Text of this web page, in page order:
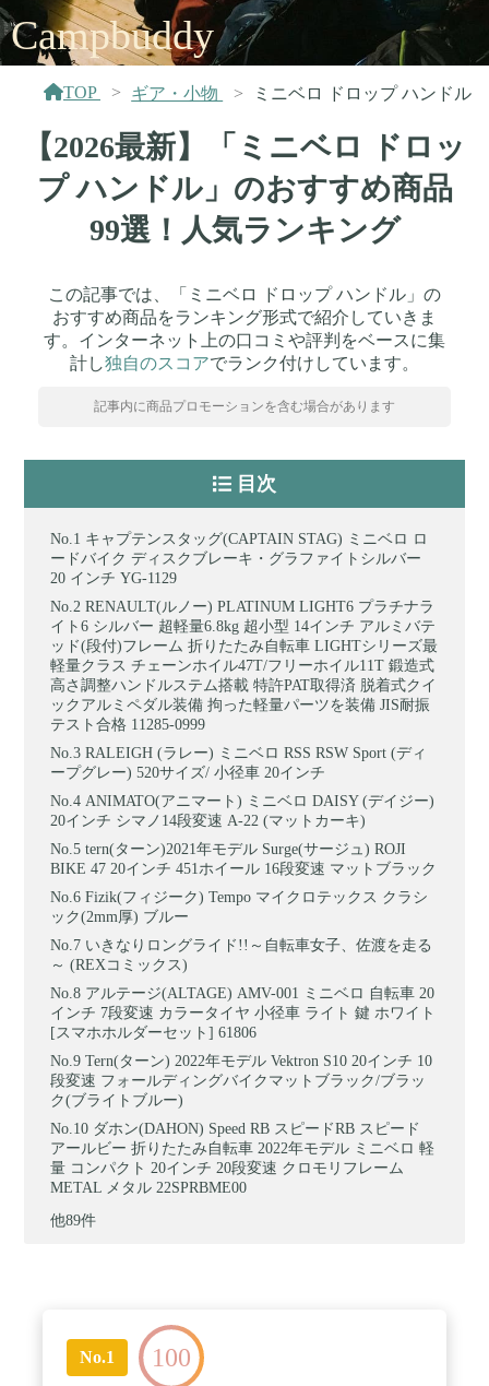
Campbuddy
TOP ギア・小物 ミニベロ ドロップ ハンドル
【2026最新】「ミニベロ ドロッ
プ ハンドル」のおすすめ商品
99選！人気ランキング
この記事では、「ミニベロ ドロップ ハンドル」の
おすすめ商品をランキング形式で紹介していきま
す。インターネット上の口コミや評判をベースに集
計し独自のスコアでランク付けしています。
記事内に商品プロモーションを含む場合があります
目次
キャプテンスタッグ(CAPTAIN STAG) ミニベロ ロ
ードバイク ディスクブレーキ・グラファイトシルバー
20 インチ YG-1129
RENAULT(ルノー) PLATINUM LIGHT6 プラチナラ
イト6 シルバー 超軽量6.8kg 超小型 14インチ アルミバテ
ッド(段付)フレーム 折りたたみ自転車 LIGHTシリーズ最
軽量クラス チェーンホイル47T/フリーホイル11T 鍛造式
高さ調整ハンドルステム搭載 特許PAT取得済 脱着式クイ
ックアルミペダル装備 拘った軽量パーツを装備 JIS耐振
テスト合格 11285-0999
RALEIGH (ラレー) ミニベロ RSS RSW Sport (ディ
ープグレー) 520サイズ/ 小径車 20インチ
ANIMATO(アニマート) ミニベロ DAISY (デイジー)
20インチ シマノ14段変速 A-22 (マットカーキ)
tern(ターン)2021年モデル Surge(サージュ) ROJI
BIKE 47 20インチ 451ホイール 16段変速 マットブラック
Fizik(フィジーク) Tempo マイクロテックス クラシ
ック(2mm厚) ブルー
いきなりロングライド!!～自転車女子、佐渡を走る
～ (REXコミックス)
アルテージ(ALTAGE) AMV-001 ミニベロ 自転車 20
インチ 7段変速 カラータイヤ 小径車 ライト 鍵 ホワイト
[スマホホルダーセット] 61806
Tern(ターン) 2022年モデル Vektron S10 20インチ 10
段変速 フォールディングバイクマットブラック/ブラッ
ク(ブライトブルー)
ダホン(DAHON) Speed RB スピードRB スピード
アールビー 折りたたみ自転車 2022年モデル ミニベロ 軽
量 コンパクト 20インチ 20段変速 クロモリフレーム
METAL メタル 22SPRBME00
他89件
No.1 100